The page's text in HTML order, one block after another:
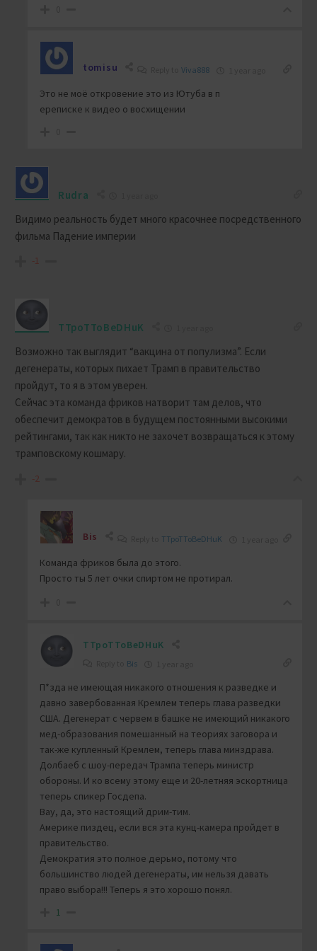
tomisu Reply toViva888
Это не моё откровение это из Ютуба в п
ереписке к видео о восхищении
Rudra
Видимо реальность будет много красочнее посредственного
фильма Падение империи
-1
TTpoTToBeDHuK
Возможно так выглядит “вакцина от популизма”. Если
дегенераты, которых пихает Трамп в правительство
пройдут, то я в этом уверен.
Сейчас эта команда фриков натворит там делов, что
обеспечит демократов в будущем постоянными высокими
рейтингами, так как никто не захочет возвращаться к этому
трамповскому кошмару.
-2
Bis TTpoTToBeDHuK
Команда фриков была до этого.
Просто ты 5 лет очки спиртом не протирал.
TTpoTToBeDHuK
Bis
П*зда не имеющая никакого отношения к разведке и
давно завербованная Кремлем теперь глава разведки
США. Дегенерат с червем в башке не имеющий никакого
мед-образования помешанный на теориях заговора и
так-же купленный Кремлем, теперь глава минздрава.
Долбаеб с шоу-передач Трампа теперь министр
обороны. И ко всему этому еще и 20-летняя эскортница
теперь спикер Госдепа.
Вау, да, это настоящий дрим-тим.
Америке пиздец, если вся эта кунц-камера пройдет в
правительство.
Демократия это полное дерьмо, потому что
большинство людей дегенераты, им нельзя давать
право выбора!!! Теперь я это хорошо понял.
1